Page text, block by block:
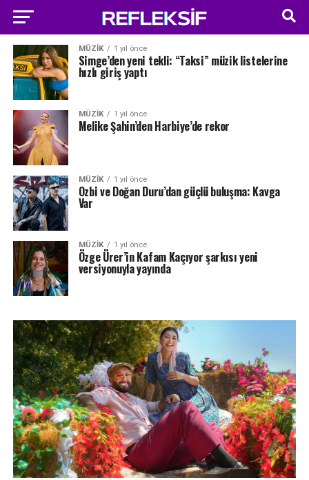
MÜZIK 1 yıl önce
Simge’den yeni tekli: “Taksi” müzik listelerine
hızlı giriş yaptı
MÜZIK 1 yıl önce
Melike Şahin’den Harbiye’de rekor
MÜZIK 1 yıl önce
Ozbi ve Doğan Duru’dan güçlü buluşma: Kavga
Var
MÜZIK 1 yıl önce
Özge Ürer’in Kafam Kaçıyor şarkısı yeni
versiyonuyla yayında